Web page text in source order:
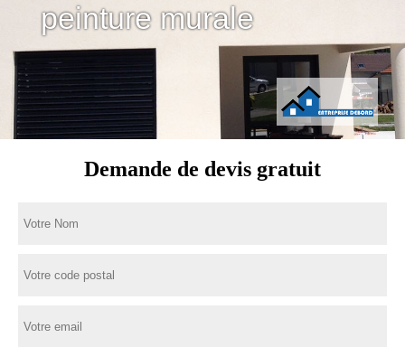
peinture murale
Demande de devis gratuit